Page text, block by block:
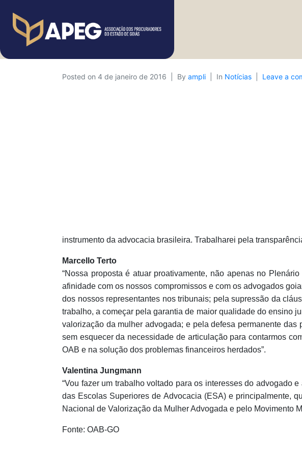
Posted on 4 de janeiro de 2016 By ampli In Notícias Leave a
instrumento da advocacia brasileira. Trabalharei pela
Marcello Terto
“Nossa proposta é atuar proativamente, não apenas no
afinidade com os nossos compromissos e com os advogados
dos nossos representantes nos tribunais; pela supressão da
trabalho, a começar pela garantia de maior qualidade do ensino
valorização da mulher advogada; e pela defesa permanente
sem esquecer da necessidade de articulação para contarmos
OAB e na solução dos problemas financeiros herdados”.
Valentina Jungmann
“Vou fazer um trabalho voltado para os interesses do advogado
das Escolas Superiores de Advocacia (ESA) e principalmente,
Nacional de Valorização da Mulher Advogada e pelo Movimento
Fonte: OAB-GO